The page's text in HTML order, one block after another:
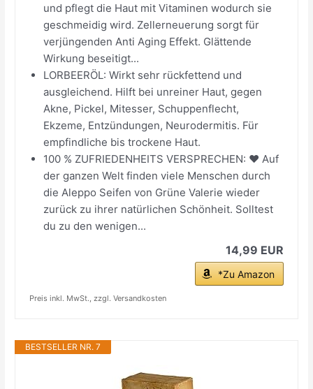
und pflegt die Haut mit Vitaminen wodurch sie
geschmeidig wird. Zellerneuerung sorgt für
verjüngenden Anti Aging Effekt. Glättende
Wirkung beseitigt...
LORBEERÖL: Wirkt sehr rückfettend und
ausgleichend. Hilft bei unreiner Haut, gegen
Akne, Pickel, Mitesser, Schuppenflecht,
Ekzeme, Entzündungen, Neurodermitis. Für
empfindliche bis trockene Haut.
100 % ZUFRIEDENHEITS VERSPRECHEN: ♥ Auf
der ganzen Welt finden viele Menschen durch
die Aleppo Seifen von Grüne Valerie wieder
zurück zu ihrer natürlichen Schönheit. Solltest
du zu den wenigen...
14,99 EUR
*Zu Amazon
Preis inkl. MwSt., zzgl. Versandkosten
BESTSELLER NR. 7